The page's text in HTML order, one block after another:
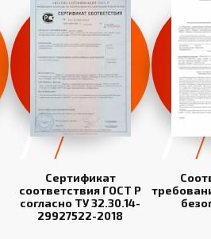
Сертификат
соответствия ГОСТ Р
согласно ТУ 32.30.14-
29927522-2018